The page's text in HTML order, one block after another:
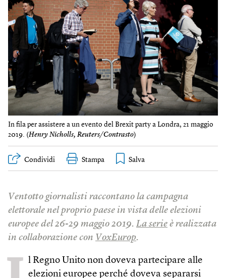
In fila per assistere a un evento del Brexit party a Londra, 21 maggio
2019. (Henry Nicholls, Reuters/Contrasto)
Condividi Stampa
Ventotto giornalisti raccontano la campagna
elettorale nel proprio paese in vista delle elezioni
europee del 26-29 maggio 2019. La serie è realizzata
in collaborazione con VoxEurop.
l Regno Unito non doveva partecipare alle
elezioni europee perché doveva separarsi